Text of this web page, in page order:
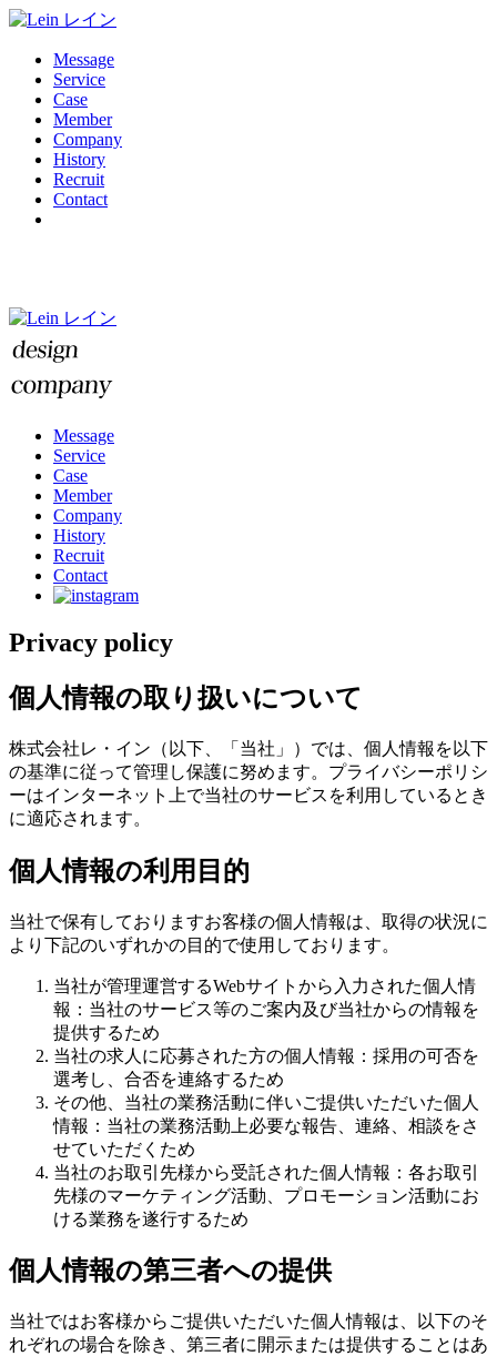
Message
Service
Case
Member
Company
History
Recruit
Contact
Message
Service
Case
Member
Company
History
Recruit
Contact
Privacy policy
個人情報の取り扱いについて
株式会社レ・イン（以下、「当社」）では、個人情報を以下
の基準に従って管理し保護に努めます。プライバシーポリシ
ーはインターネット上で当社のサービスを利用しているとき
に適応されます。
個人情報の利用目的
当社で保有しておりますお客様の個人情報は、取得の状況に
より下記のいずれかの目的で使用しております。
当社が管理運営するWebサイトから入力された個人情
報：当社のサービス等のご案内及び当社からの情報を
提供するため
当社の求人に応募された方の個人情報：採用の可否を
選考し、合否を連絡するため
その他、当社の業務活動に伴いご提供いただいた個人
情報：当社の業務活動上必要な報告、連絡、相談をさ
せていただくため
当社のお取引先様から受託された個人情報：各お取引
先様のマーケティング活動、プロモーション活動にお
ける業務を遂行するため
個人情報の第三者への提供
当社ではお客様からご提供いただいた個人情報は、以下のそ
れぞれの場合を除き、第三者に開示または提供することはあ